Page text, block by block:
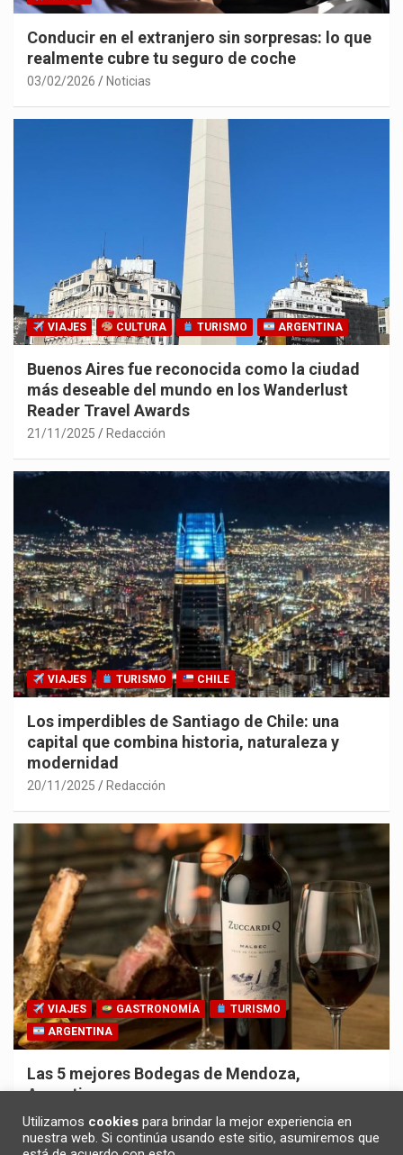
Conducir en el extranjero sin sorpresas: lo que
realmente cubre tu seguro de coche
03/02/2026 Noticias
VIAJES CULTURA TURISMO ARGENTINA
Buenos Aires fue reconocida como la ciudad
más deseable del mundo en los Wanderlust
Reader Travel Awards
21/11/2025 Redacción
VIAJES TURISMO CHILE
Los imperdibles de Santiago de Chile: una
capital que combina historia, naturaleza y
modernidad
20/11/2025 Redacción
VIAJES GASTRONOMÍA
TURISMO
ARGENTINA
Las 5 mejores Bodegas de Mendoza,
Argentina
30/10/2025 Redacción
Utilizamos cookies para brindar la mejor experiencia en
nuestra web. Si continúa usando este sitio, asumiremos que